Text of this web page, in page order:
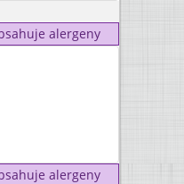
alergeny
alergeny